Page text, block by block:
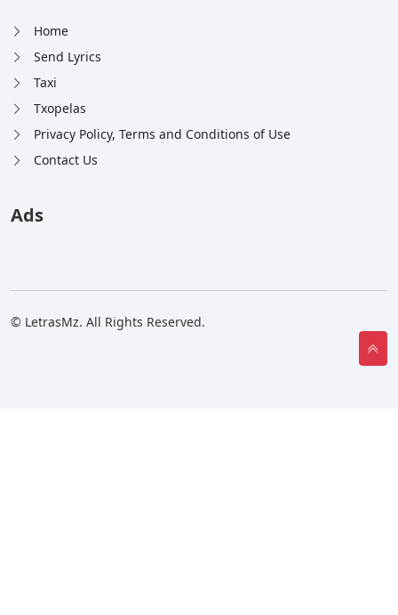
Home
Send Lyrics
Taxi
Txopelas
Privacy Policy, Terms and Conditions of Use
Contact Us
Ads
© LetrasMz. All Rights Reserved.